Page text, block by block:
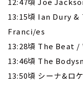
13:15頃 Ian Dury
Franci/es
13:28頃 The Beat /
13:46頃 The
13:50頃 シーナ&ロ